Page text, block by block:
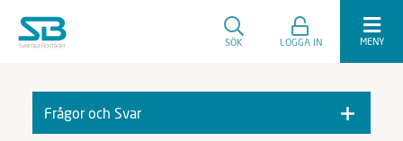
SÖK LOGGA IN MENY
Frågor och Svar